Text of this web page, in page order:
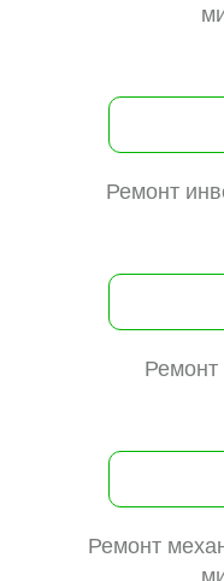
Ремонт
Ремонт
Ремонт